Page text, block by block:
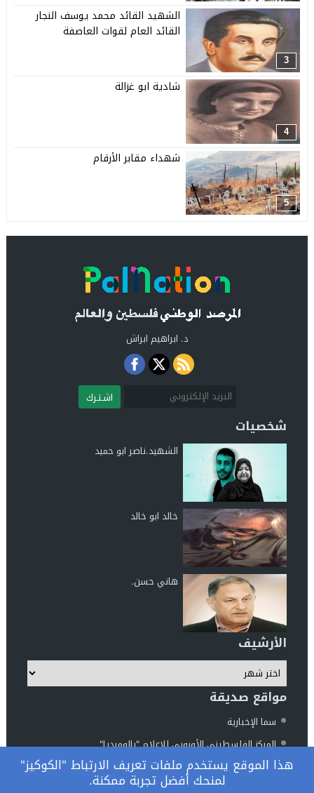
3
الشهيد القائد محمد يوسف النجار
القائد العام لقوات العاصفة
4
شادية ابو غزالة
5
شهداء مقابر الأرقام
د. ابراهيم ابراش
اشـتـرك
شخصيات
الشهيد.ناصر ابو حميد
خالد ابو خالد
هاني حسن.
الأرشيف
مواقع صديقة
سما الإخبارية
المركز الفلسطيني الأوروبي للإعلام "بالوميديا"
مركز الناطور للدراسات والأبحاث
هذا الموقع يستخدم ملفات تعريف الارتباط "الكوكيز"
لمنحك أفضل تجربة ممكنة.